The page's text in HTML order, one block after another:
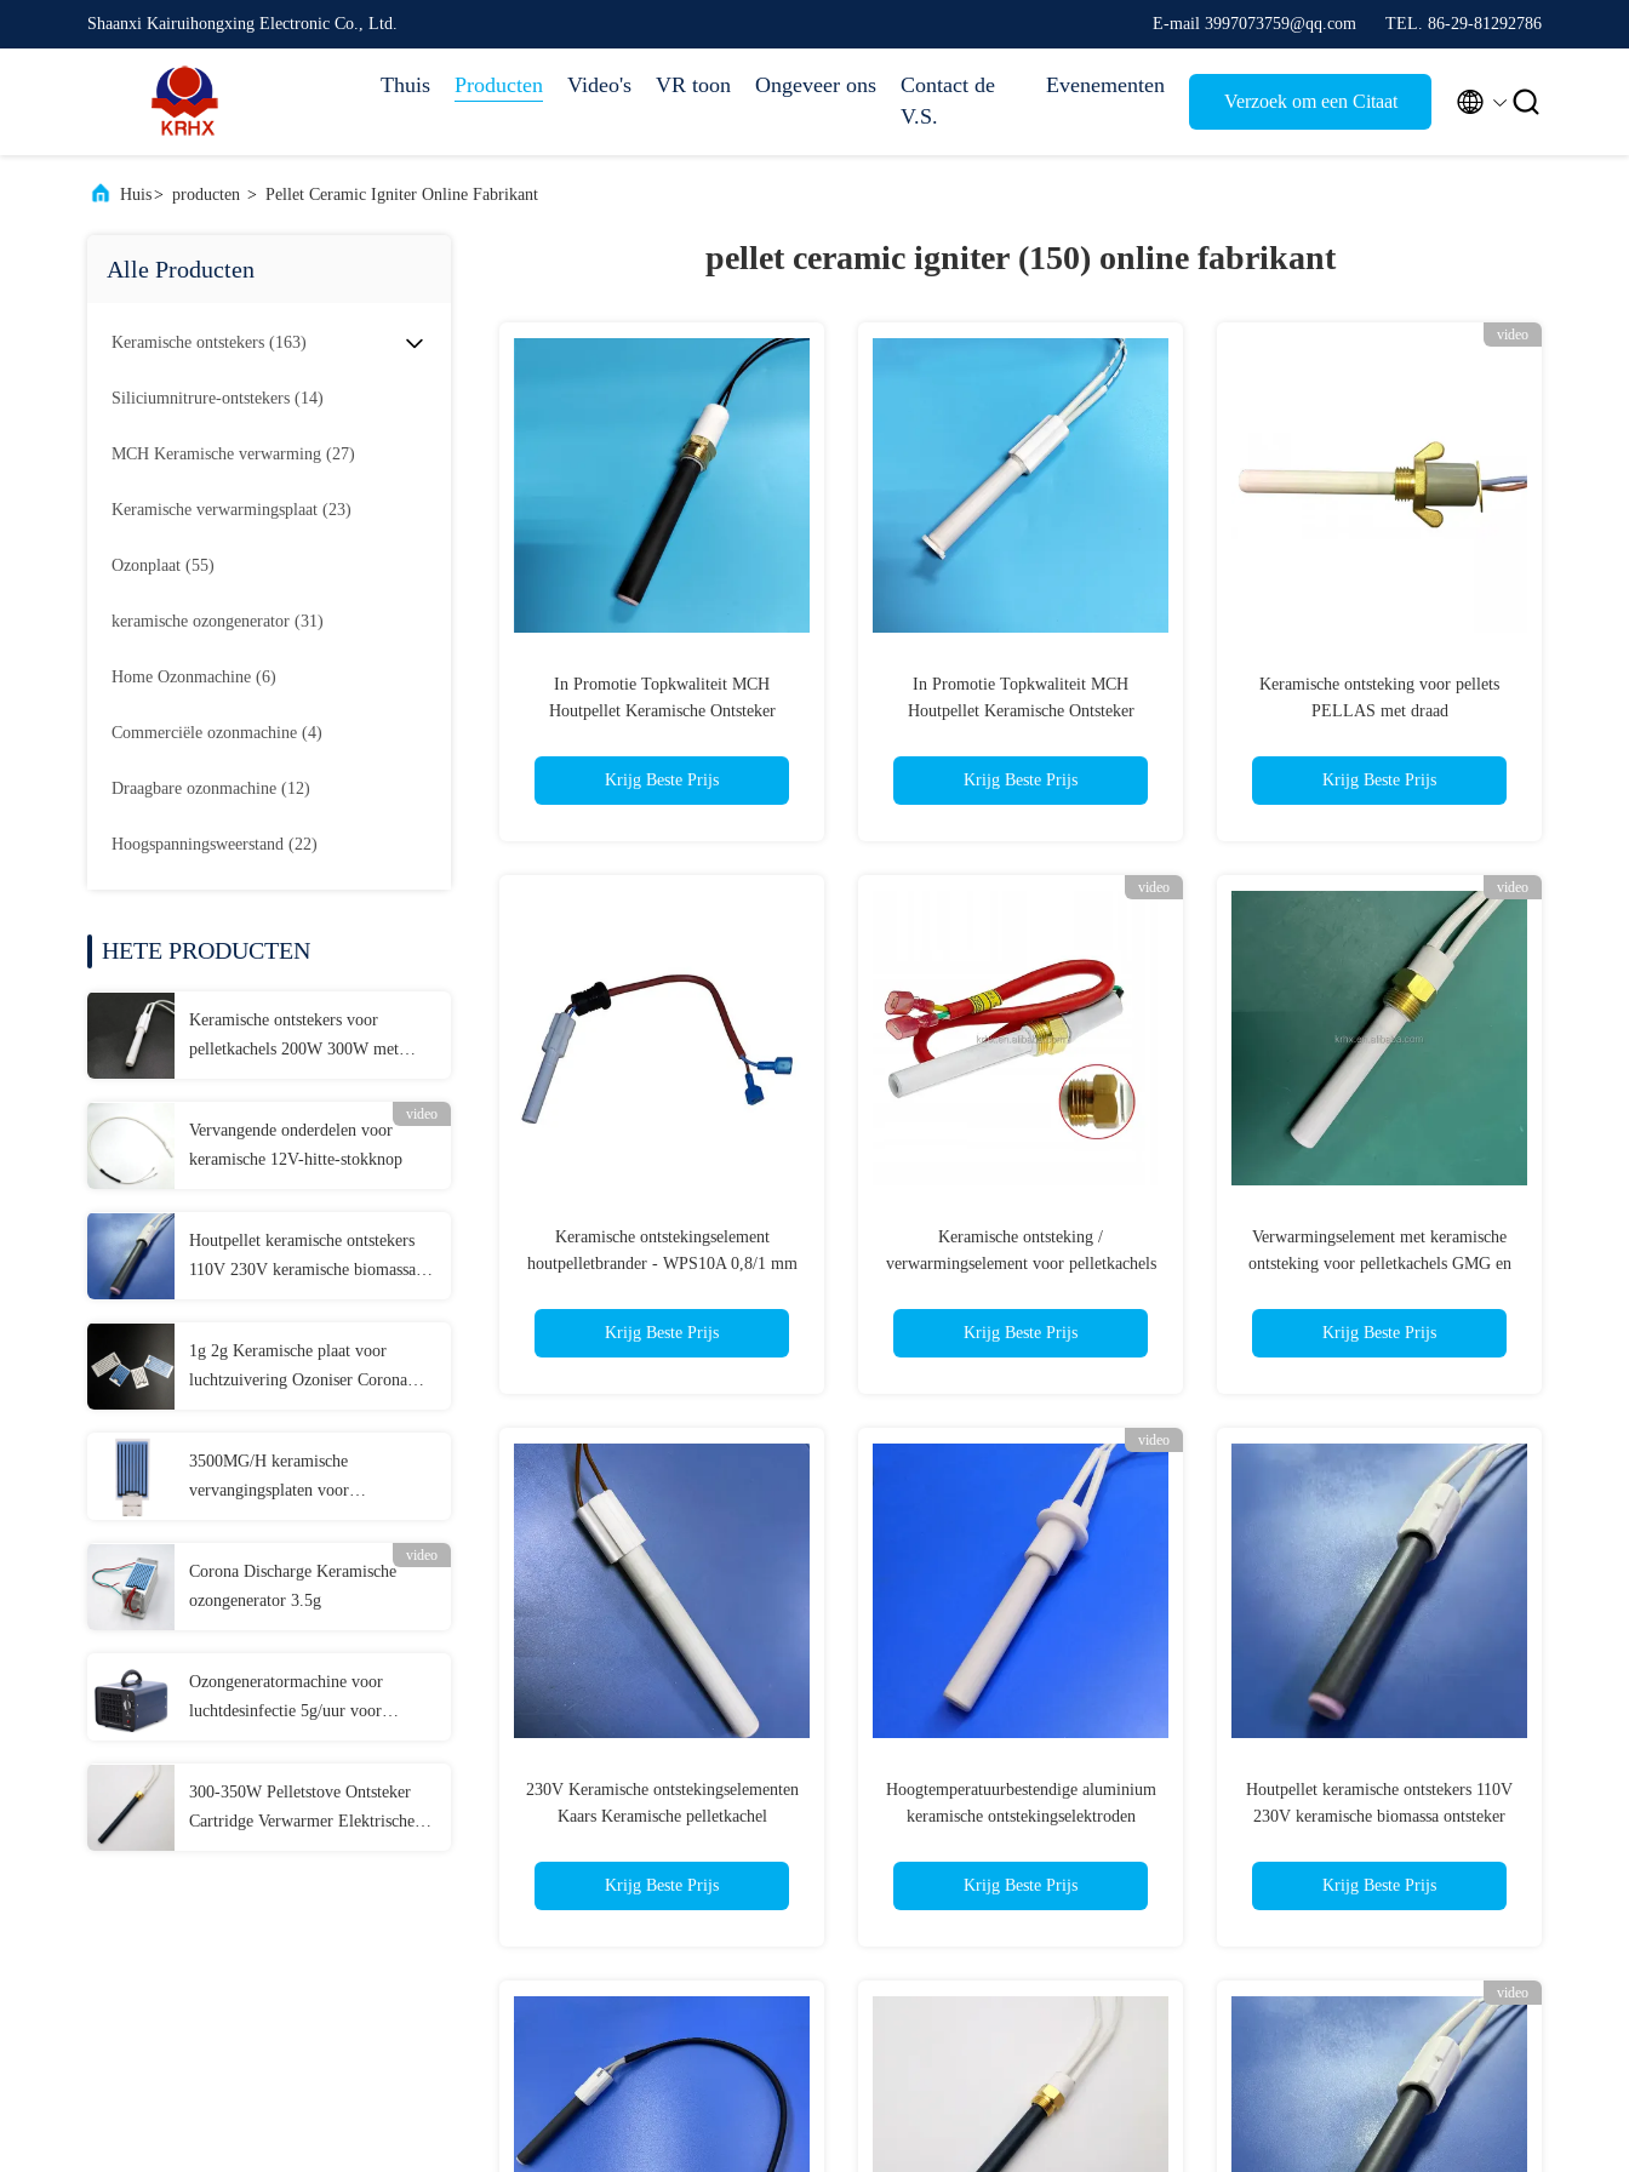
Shaanxi Kairuihongxing Electronic Co., Ltd. E-mail 3997073759@qq.com TEL. 86-29-81292786
Thuis Producten Video's VR toon Ongeveer ons
Contact de
V.S.
Evenementen
Verzoek om een Citaat  
Huis> producten > Pellet Ceramic Igniter Online Fabrikant
Alle Producten
Keramische ontstekers (163)
Siliciumnitrure-ontstekers (14)
MCH Keramische verwarming (27)
Keramische verwarmingsplaat (23)
Ozonplaat (55)
keramische ozongenerator (31)
Home Ozonmachine (6)
Commerciële ozonmachine (4)
Draagbare ozonmachine (12)
Hoogspanningsweerstand (22)
HETE PRODUCTEN
Keramische ontstekers voor
pelletkachels 200W 300W met
video
Vervangende onderdelen voor
keramische 12V-hitte-stokknop
Houtpellet keramische ontstekers
110V 230V keramische biomassa
1g 2g Keramische plaat voor
luchtzuivering Ozoniser Corona
3500MG/H keramische
vervangingsplaten voor
drankenverwerkende industrie
video
Corona Discharge Keramische
ozongenerator 3.5g
Ozongeneratormachine voor
luchtdesinfectie 5g/uur voor
300-350W Pelletstove Ontsteker
Cartridge Verwarmer Elektrische
pellet ceramic igniter (150) online fabrikant
In Promotie Topkwaliteit MCH
Houtpellet Keramische Ontsteker
Krijg Beste Prijs
In Promotie Topkwaliteit MCH
Houtpellet Keramische Ontsteker
Krijg Beste Prijs
video
Keramische ontsteking voor pellets
PELLAS met draad
Krijg Beste Prijs
Keramische ontstekingselement
houtpelletbrander - WPS10A 0,8/1 mm
Krijg Beste Prijs
video
Keramische ontsteking /
verwarmingselement voor pelletkachels
Krijg Beste Prijs
video
Verwarmingselement met keramische
ontsteking voor pelletkachels GMG en
Krijg Beste Prijs
230V Keramische ontstekingselementen
Kaars Keramische pelletkachel
Krijg Beste Prijs
video
Hoogtemperatuurbestendige aluminium
keramische ontstekingselektroden
Krijg Beste Prijs
Houtpellet keramische ontstekers 110V
230V keramische biomassa ontsteker
Krijg Beste Prijs
video